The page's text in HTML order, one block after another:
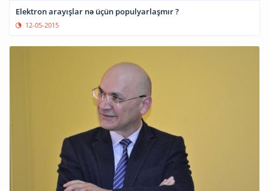
Elektron arayışlar nə üçün populyarlaşmır ?
12-05-2015